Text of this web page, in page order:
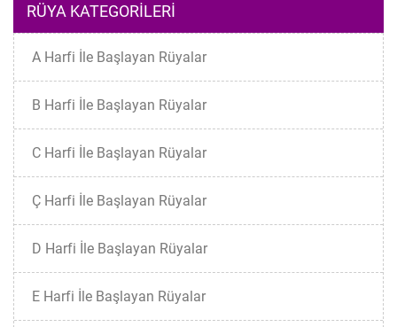
RÜYA KATEGORILERI
A Harfi İle Başlayan Rüyalar
B Harfi İle Başlayan Rüyalar
C Harfi İle Başlayan Rüyalar
Ç Harfi İle Başlayan Rüyalar
D Harfi İle Başlayan Rüyalar
E Harfi İle Başlayan Rüyalar